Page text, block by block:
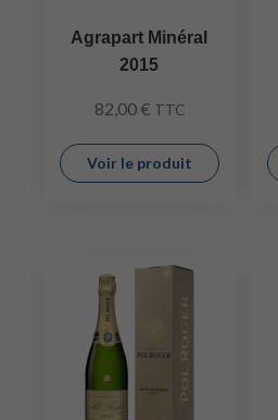
Agrapart Minéral
2015
82,00 € TTC
Voir le produit